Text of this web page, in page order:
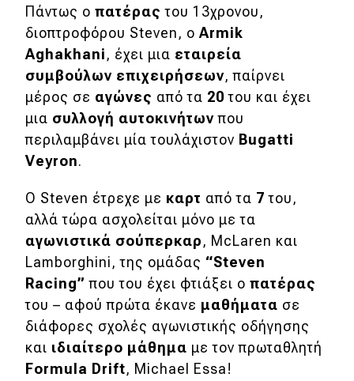
Main navigation
Επικαιρότητα
Νέα μοντέλα
Πρωτότυπα
Ελλάδα
Κόσμος
Ασφάλεια
Αγορά
Απόψεις
Test Drive
Δοκιμή
Πάντως ο πατέρας του 13χρονου,
διοπτροφόρου Steven, o Armik
Aghakhani, έχει μια εταιρεία
συμβούλων επιχειρήσεων, παίρνει
μέρος σε αγώνες από τα 20 του και έχει
μια συλλογή αυτοκινήτων που
περιλαμβάνει μία τουλάχιστον Bugatti
Veyron.
O Steven έτρεχε με καρτ από τα 7του,
αλλά τώρα ασχολείται μόνο με τα
αγωνιστικά σούπερκαρ, McLaren και
Lamborghini, της ομάδας “Steven
Racing” που του έχει φτιάξει ο πατέρας
του – αφού πρώτα έκανε μαθήματα σε
διάφορες σχολές αγωνιστικής οδήγησης
και ιδιαίτερο μάθημα με τον πρωταθλητή
Formula Drift, Michael Essa!